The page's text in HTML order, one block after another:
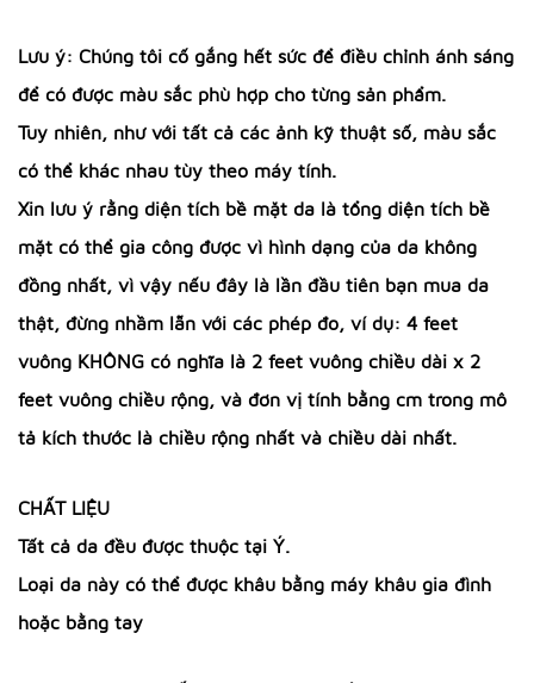
Lưu ý: Chúng tôi cố gắng hết sức để điều chỉnh ánh sáng
để có được màu sắc phù hợp cho từng sản phẩm.
Tuy nhiên, như với tất cả các ảnh kỹ thuật số, màu sắc
có thể khác nhau tùy theo máy tính.
Xin lưu ý rằng diện tích bề mặt da là tổng diện tích bề
mặt có thể gia công được vì hình dạng của da không
đồng nhất, vì vậy nếu đây là lần đầu tiên bạn mua da
thật, đừng nhầm lẫn với các phép đo, ví dụ: 4 feet
vuông KHÔNG có nghĩa là 2 feet vuông chiều dài x 2
feet vuông chiều rộng, và đơn vị tính bằng cm trong mô
tả kích thước là chiều rộng nhất và chiều dài nhất.
CHẤT LIỆU
Tất cả da đều được thuộc tại Ý.
Loại da này có thể được khâu bằng máy khâu gia đình
hoặc bằng tay